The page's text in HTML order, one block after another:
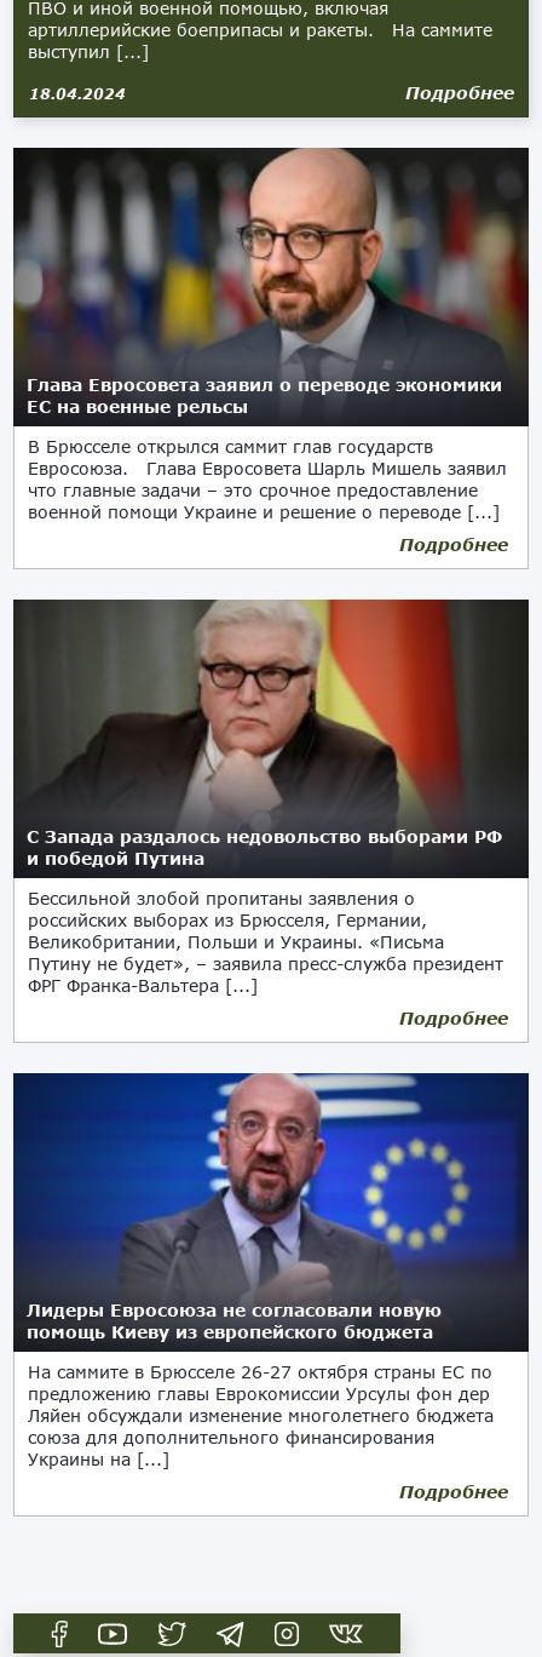
ПВО и иной военной помощью, включая
артиллерийские боеприпасы и ракеты. На саммите
выступил [...]
18.04.2024 Подробнее
Глава Евросовета заявил о переводе экономики
ЕС на военные рельсы
В Брюсселе открылся саммит глав государств
Евросоюза. Глава Евросовета Шарль Мишель заявил
что главные задачи – это срочное предоставление
военной помощи Украине и решение о переводе [...]
Подробнее
С Запада раздалось недовольство выборами РФ
и победой Путина
Бессильной злобой пропитаны заявления о
российских выборах из Брюсселя, Германии,
Великобритании, Польши и Украины. «Письма
Путину не будет», – заявила пресс-служба президент
ФРГ Франка-Вальтера [...]
Подробнее
Лидеры Евросоюза не согласовали новую
помощь Киеву из европейского бюджета
На саммите в Брюсселе 26-27 октября страны ЕС по
предложению главы Еврокомиссии Урсулы фон дер
Ляйен обсуждали изменение многолетнего бюджета
союза для дополнительного финансирования
Украины на [...]
Подробнее